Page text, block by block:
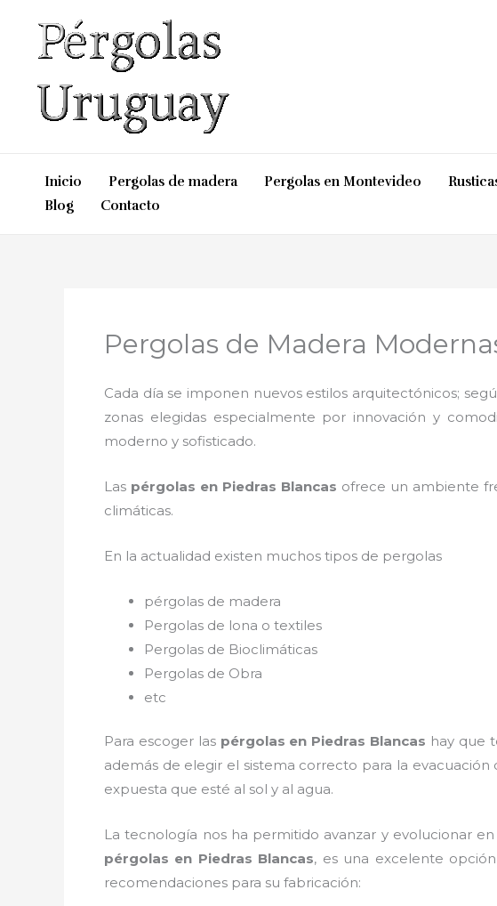
contenido
Inicio Pergolas de madera Pergolas en Montevideo
Blog
Contacto
Pergolas de Madera
Cada día se imponen nuevos estilos arquitectónicos;
zonas elegidas especialmente por innovación y
moderno y sofisticado.
Las pérgolas en Piedras Blancas ofrece un ambiente
climáticas.
En la actualidad existen muchos tipos de pergolas
pérgolas de madera
Pergolas de lona o textiles
Pergolas de Bioclimáticas
Pergolas de Obra
etc
Para escoger las pérgolas en Piedras Blancas hay que
además de elegir el sistema correcto para la
expuesta que esté al sol y al agua.
La tecnología nos ha permitido avanzar y evolucionar
pérgolas en Piedras Blancas, es una excelente
recomendaciones para su fabricación: